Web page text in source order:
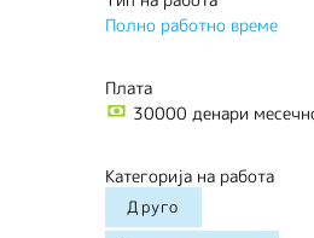
Полно работно време
Плата
30000 денари
Категорија на работа
Друго